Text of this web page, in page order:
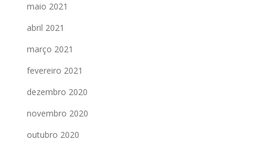
maio 2021
abril 2021
março 2021
fevereiro 2021
dezembro 2020
novembro 2020
outubro 2020